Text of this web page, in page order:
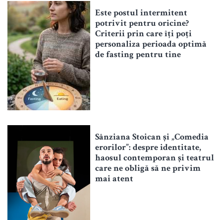
Este postul intermitent
potrivit pentru oricine?
Criterii prin care îți poți
personaliza perioada optimă
de fasting pentru tine
Sânziana Stoican și „Comedia
erorilor”: despre identitate,
haosul contemporan și teatrul
care ne obligă să ne privim
mai atent